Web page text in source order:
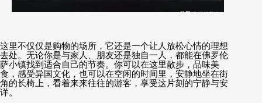
这里不仅仅是购物的场所，它还是一个让人放松心情的理想
去处。无论你是与家人、朋友还是独自一人，都能在佛罗伦
萨小镇找到适合自己的节奏。你可以在这里散步，品味美
食，感受异国文化，也可以在空闲的时间里，安静地坐在街
角的长椅上，看着来来往往的游客，享受这片刻的宁静与安
详。